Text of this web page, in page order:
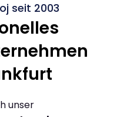
seit 2003
unser